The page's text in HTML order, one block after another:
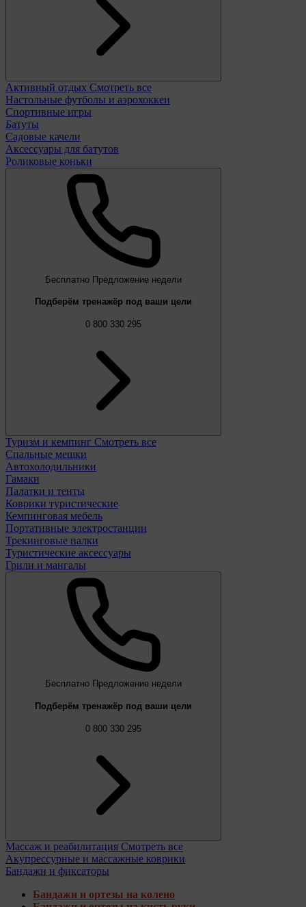
Активный отдых Смотреть все
Настольные футболы и аэрохоккеи
Спортивные игры
Батуты
Садовые качели
Аксессуары для батутов
Роликовые коньки
Бесплатно Предложение недели
Подберём тренажёр под ваши цели
0 800 330 295
Туризм и кемпинг Смотреть все
Спальные мешки
Автохолодильники
Гамаки
Палатки и тенты
Коврики туристические
Кемпинговая мебель
Портативные электростанции
Трекинговые палки
Туристические аксессуары
Грили и мангалы
Бесплатно Предложение недели
Подберём тренажёр под ваши цели
0 800 330 295
Массаж и реабилитация Смотреть все
Акупрессурные и массажные коврики
Бандажи и фиксаторы
Бандажи и ортезы на колено